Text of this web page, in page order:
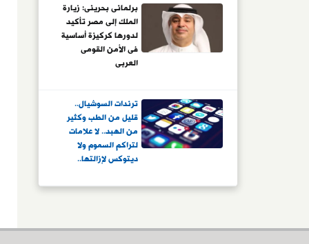
برلمانى بحرينى: زيارة
الملك إلى مصر تأكيد
لدورها كركيزة أساسية
فى الأمن القومى
العربى
ترندات السوشيال..
قليل من الطب وكثير
من الهبد.. لا علامات
لتراكم السموم ولا
ديتوكس لإزالتها..
لا أساس لها.. ملح
ارتباط الصابون السائل